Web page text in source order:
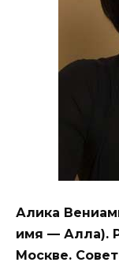
Алика
имя — Алла).
Москве.